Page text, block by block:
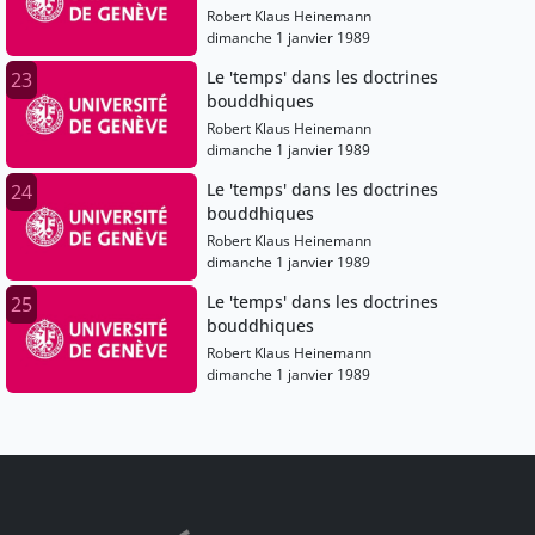
Robert Klaus Heinemann
dimanche 1 janvier 1989
23
Le 'temps' dans les doctrines
bouddhiques
Robert Klaus Heinemann
dimanche 1 janvier 1989
24
Le 'temps' dans les doctrines
bouddhiques
Robert Klaus Heinemann
dimanche 1 janvier 1989
25
Le 'temps' dans les doctrines
bouddhiques
Robert Klaus Heinemann
dimanche 1 janvier 1989